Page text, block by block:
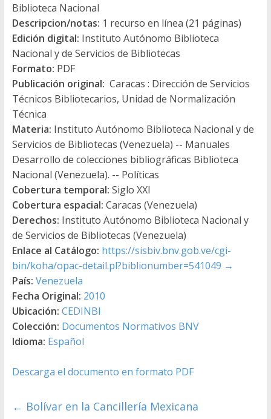
Biblioteca Nacional
Descripcion/notas: 1 recurso en línea (21 páginas)
Edición digital: Instituto Autónomo Biblioteca
Nacional y de Servicios de Bibliotecas
Formato: PDF
Publicación original: Caracas : Dirección de Servicios
Técnicos Bibliotecarios, Unidad de Normalización
Técnica
Materia: Instituto Autónomo Biblioteca Nacional y de
Servicios de Bibliotecas (Venezuela) -- Manuales
Desarrollo de colecciones bibliográficas Biblioteca
Nacional (Venezuela). -- Políticas
Cobertura temporal: Siglo XXI
Cobertura espacial: Caracas (Venezuela)
Derechos: Instituto Autónomo Biblioteca Nacional y
de Servicios de Bibliotecas (Venezuela)
Enlace al Catálogo: https://sisbiv.bnv.gob.ve/cgi-
bin/koha/opac-detail.pl?biblionumber=541049 →
País: Venezuela
Fecha Original: 2010
Ubicación: CEDINBI
Colección: Documentos Normativos BNV
Idioma: Español
Descarga el documento en formato PDF
← Bolívar en la Cancillería Mexicana